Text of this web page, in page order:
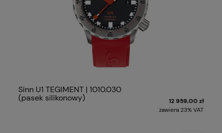
Sinn U1 TEGIMENT | 1010.030
(pasek silikonowy)
12 959,00 zł
zawiera 23% VAT